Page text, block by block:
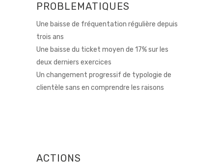
PROBLEMATIQUES
Une baisse de fréquentation régulière depuis
trois ans
Une baisse du ticket moyen de 17% sur les
deux derniers exercices
Un changement progressif de typologie de
clientèle sans en comprendre les raisons
ACTIONS